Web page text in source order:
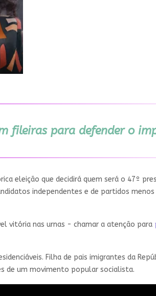
fileiras para defender o
eleição que decidirá quem será o 47º
independentes e de partidos
vitória nas urnas - chamar a atenção para
Filha de pais imigrantes da
de um movimento popular socialista.